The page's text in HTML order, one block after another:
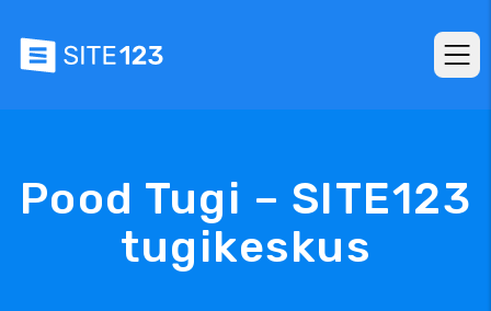
Pood Tugi – SITE123
tugikeskus